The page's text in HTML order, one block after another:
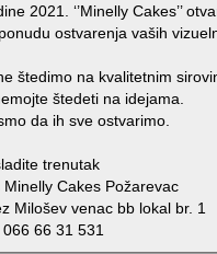
2021. ‘’Minelly Cakes’’
ostvarenja vaših
štedimo na kvalitetnim
štedeti na idejama.
da ih sve ostvarimo.
trenutak
Minelly Cakes Požarevac
Milošev venac bb lokal br. 1
066 66 31 531